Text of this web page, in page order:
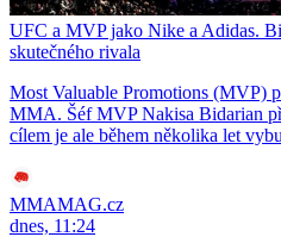
UFC a MVP jako Nike a Adidas.
skutečného rivala
Most Valuable Promotions (MVP)
MMA. Šéf MVP Nakisa Bidarian
cílem je ale během několika let
MMAMAG.cz
dnes, 11:24